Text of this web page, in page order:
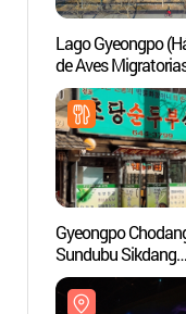
Lago Gyeongpo
de Aves
(경포호(철새도래
Gyeongpo
Sundubu Sikdang
(경포초당순두부